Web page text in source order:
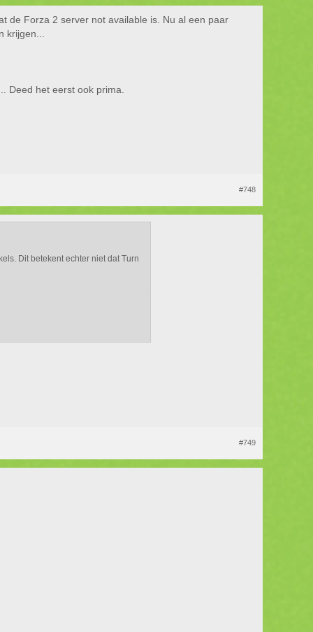
de Forza 2 server not available is. Nu al een paar
Deed het eerst ook prima.
#748
Dit betekent echter niet dat Turn
zodra je de game opstart.
#749